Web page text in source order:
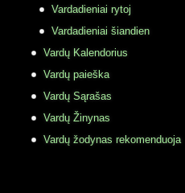
Vardadieniai rytoj
Vardadieniai šiandien
Vardų Kalendorius
Vardų paieška
Vardų Sąrašas
Vardų Žinynas
Vardų žodynas rekomenduoja